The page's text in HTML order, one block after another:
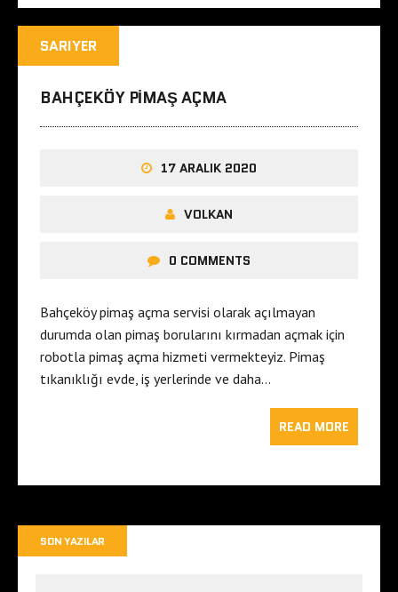
SARIYER
BAHÇEKÖY PIMAŞ AÇMA
17 ARALIK 2020
VOLKAN
0 COMMENTS
Bahçeköy pimaş açma servisi olarak açılmayan
durumda olan pimaş borularını kırmadan açmak için
robotla pimaş açma hizmeti vermekteyiz. Pimaş
tıkanıklığı evde, iş yerlerinde ve daha…
READ MORE
SON YAZILAR